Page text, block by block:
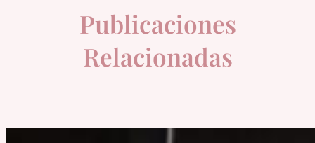
Publicaciones
Relacionadas